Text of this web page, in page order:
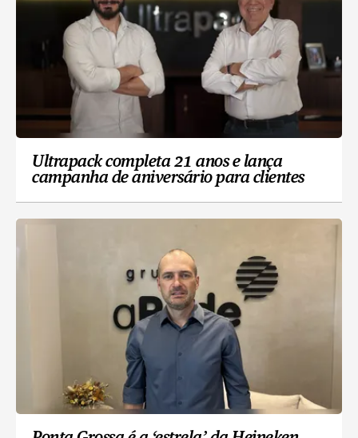
Ultrapack completa 21 anos e lança
campanha de aniversário para clientes